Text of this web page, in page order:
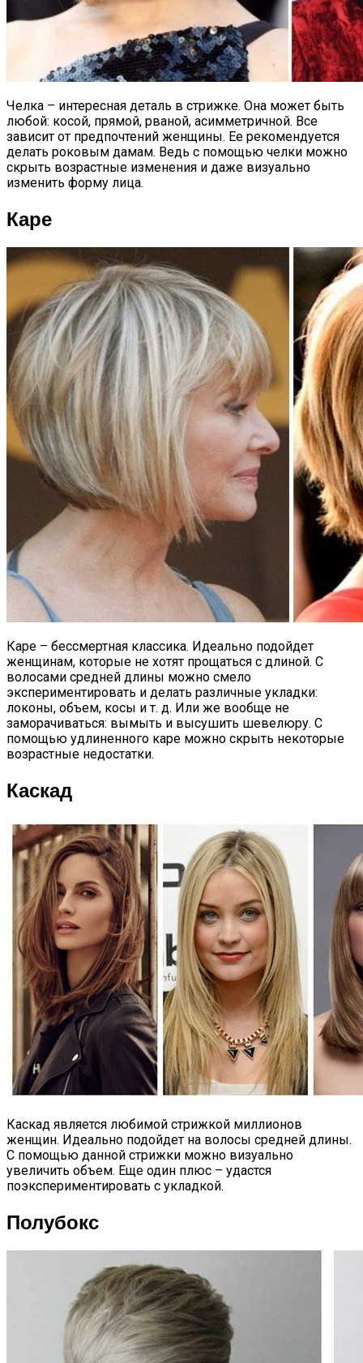
Челка – интересная деталь в стрижке. Она может быть
любой: косой, прямой, рваной, асимметричной. Все
зависит от предпочтений женщины. Ее рекомендуется
делать роковым дамам. Ведь с помощью челки можно
скрыть возрастные изменения и даже визуально
изменить форму лица.
Каре
Каре – бессмертная классика. Идеально подойдет
женщинам, которые не хотят прощаться с длиной. С
волосами средней длины можно смело
экспериментировать и делать различные укладки:
локоны, объем, косы и т. д. Или же вообще не
заморачиваться: вымыть и высушить шевелюру. С
помощью удлиненного каре можно скрыть некоторые
возрастные недостатки.
Каскад
Каскад является любимой стрижкой миллионов
женщин. Идеально подойдет на волосы средней длины.
С помощью данной стрижки можно визуально
увеличить объем. Еще один плюс – удастся
поэкспериментировать с укладкой.
Полубокс